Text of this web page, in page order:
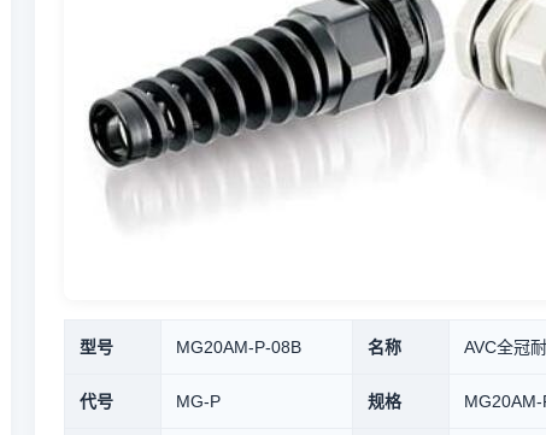
型号 MG20AM-P-08B 名称 AVC全冠
代号 MG-P 规格